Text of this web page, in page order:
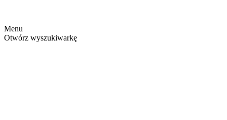
Menu
Otwórz wyszukiwarkę